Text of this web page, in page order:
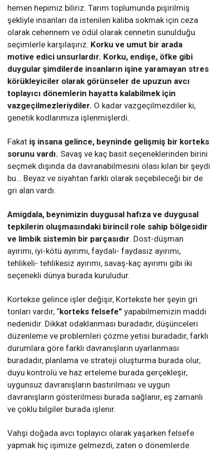
hemen hepimiz biliriz. Tarım toplumunda pişirilmiş
şekliyle insanları da istenilen kalıba sokmak için ceza
olarak cehennem ve ödül olarak cennetin sunulduğu
seçimlerle karşılaşırız. Korku ve umut bir arada
motive edici unsurlardır. Korku, endişe, öfke gibi
duygular şimdilerde insanların işine yaramayan stres
körükleyiciler olarak görünseler de upuzun avcı
toplayıcı dönemlerin hayatta kalabilmek için
vazgeçilmezleriydiler. O kadar vazgeçilmezdiler ki,
genetik kodlarımıza işlenmişlerdi.
Fakat iş insana gelince, beyninde gelişmiş bir korteks
sorunu vardı. Savaş ve kaç basit seçeneklerinden birini
seçmek dışında da davranabilmesini olası kılan bir şeydi
bu… Beyaz ve siyahtan farklı olarak seçebileceği bir de
gri alan vardı.
Amigdala, beynimizin duygusal hafıza ve duygusal
tepkilerin oluşmasındaki birincil role sahip bölgesidir
ve limbik sistemin bir parçasıdır. Dost-düşman
ayırımı, iyi-kötü ayırımı, faydalı- faydasız ayırımı,
tehlikeli- tehlikesiz ayırımı, savaş-kaç ayırımı gibi iki
seçenekli dünya burada kuruludur.
Kortekse gelince işler değişir, Kortekste her şeyin gri
tonları vardır, “korteks felsefe” yapabilmemizin maddi
nedenidir. Dikkat odaklanması buradadır, düşünceleri
düzenleme ve problemleri çözme yetisi buradadır, farklı
durumlara göre farklı davranışların uyarlanması
buradadır, planlama ve strateji oluşturma burada olur,
duyu kontrolü ve haz erteleme burada gerçekleşir,
uygunsuz davranışların bastırılması ve uygun
davranışların gösterilmesi burada sağlanır, eş zamanlı
ve çoklu bilgiler burada işlenir.
Vahşi doğada avcı toplayıcı olarak yaşarken felsefe
yapmak hiç işimize gelmezdi, zaten o dönemlerde